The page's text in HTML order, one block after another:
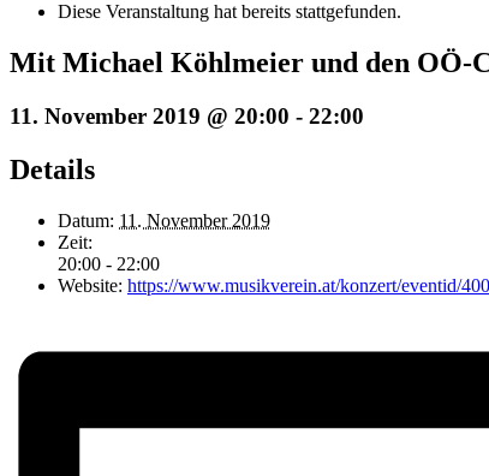
Diese Veranstaltung hat bereits stattgefunden.
Mit Michael Köhlmeier und den OÖ-
11. November 2019 @ 20:00 - 22:00
Details
Datum: 11. November 2019
Zeit:
20:00 - 22:00
Website: https://www.musikverein.at/konzert/eventid/